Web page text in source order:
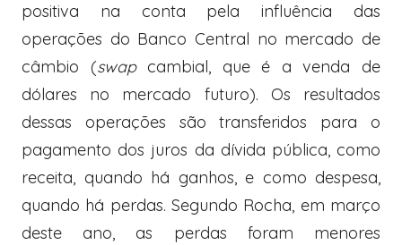
positiva na conta pela influência das
operações do Banco Central no mercado de
câmbio (swapcambial, que é a venda de
dólares no mercado futuro). Os resultados
dessas operações são transferidos para o
pagamento dos juros da dívida pública, como
receita, quando há ganhos, e como despesa,
quando há perdas. Segundo Rocha, em março
deste ano, as perdas foram menores